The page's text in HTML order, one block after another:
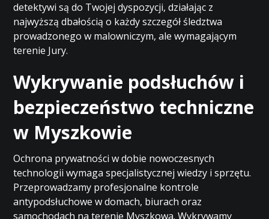
detektywi są do Twojej dyspozycji, działając z
najwyższą dbałością o każdy szczegół śledztwa
prowadzonego w malowniczym, ale wymagającym
terenie Jury.
Wykrywanie podsłuchów i
bezpieczeństwo techniczne
w Myszkowie
Ochrona prywatności w dobie nowoczesnych
technologii wymaga specjalistycznej wiedzy i sprzętu.
Przeprowadzamy profesjonalne kontrole
antypodsłuchowe w domach, biurach oraz
samochodach na terenie Myszkowa. Wykrywamy